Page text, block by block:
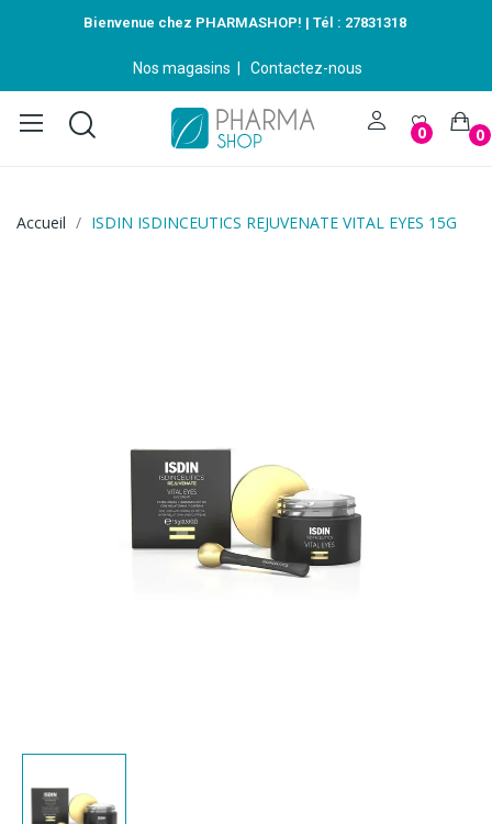
Bienvenue chez PHARMASHOP! | Tél : 27831318
Nos magasins Contactez-nous
0 0
Accueil ISDIN ISDINCEUTICS REJUVENATE VITAL EYES 15G